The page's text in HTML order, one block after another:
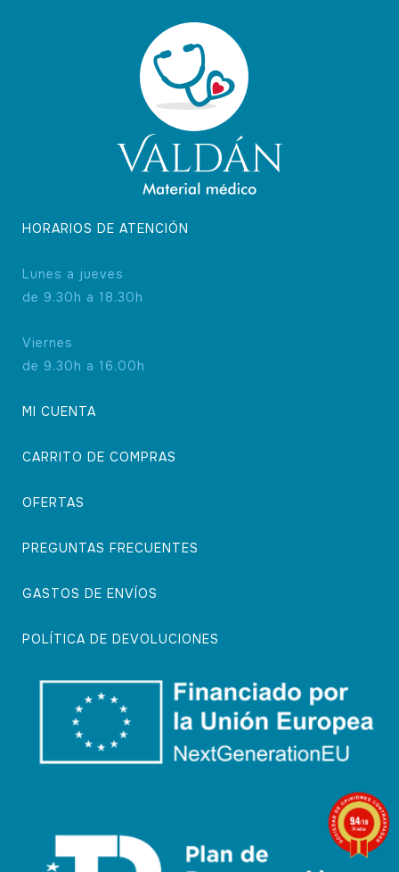
HORARIOS DE ATENCIÓN
Lunes a jueves
de 9.30h a 18.30h
Viernes
de 9.30h a 16.00h
MI CUENTA
CARRITO DE COMPRAS
OFERTAS
PREGUNTAS FRECUENTES
GASTOS DE ENVÍOS
POLÍTICA DE DEVOLUCIONES
9.4/10
74 notas